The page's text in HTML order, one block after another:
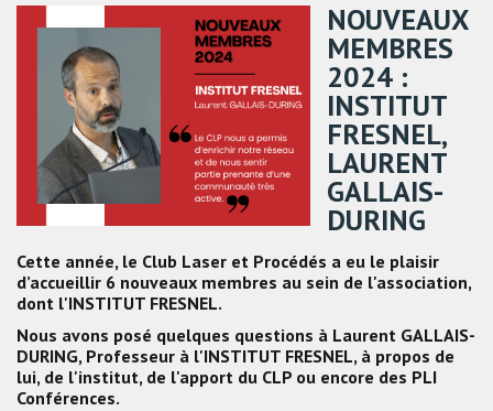
NOUVEAUX
MEMBRES
2024 :
INSTITUT
FRESNEL,
LAURENT
GALLAIS-
DURING
Cette année, le Club Laser et Procédés a eu le plaisir
d’accueillir 6 nouveaux membres au sein de l'association,
dont l'INSTITUT FRESNEL.
Nous avons posé quelques questions à Laurent GALLAIS-
DURING, Professeur à l'INSTITUT FRESNEL, à propos de
lui, de l'institut, de l'apport du CLP ou encore des PLI
Conférences.